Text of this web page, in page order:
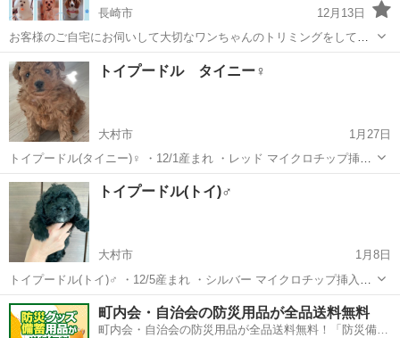
長崎市
12月13日
お客様のご自宅にお伺いして大切なワンちゃんのトリミングをしてお
ります。 色んなご事情によりサロンへ連れて行けない方など是非一度
ご相談だけでもご連絡お待ちしております✨ 動物病院トリマーもして
おりますので、病気などでトリミ...
長崎 長崎市 ペットサービス トリミング
トイプードル タイニー♀
大村市
1月27日
トイプードル(タイニー)♀ ・12/1産まれ ・レッド マイクロチップ挿
入、6種ワクチン接種状態での引き渡しです。 格安での販売ですの
で、気になる方はご連絡下さい。
長崎 大村市 ペットショップ
トイプードル(トイ)♂
大村市
1月8日
トイプードル(トイ)♂ ・12/5産まれ ・シルバー マイクロチップ挿入、
6種ワクチン接種状態での引き渡しになります。 格安での販売になり
ますので、気になる方はご連絡ください。
長崎 大村市 ペット 格安
町内会・自治会の防災用品が全品送料無料
町内会・自治会の防災用品が全品送料無料！「防災備蓄